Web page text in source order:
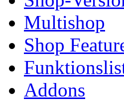
Multishop
Shop
Addons